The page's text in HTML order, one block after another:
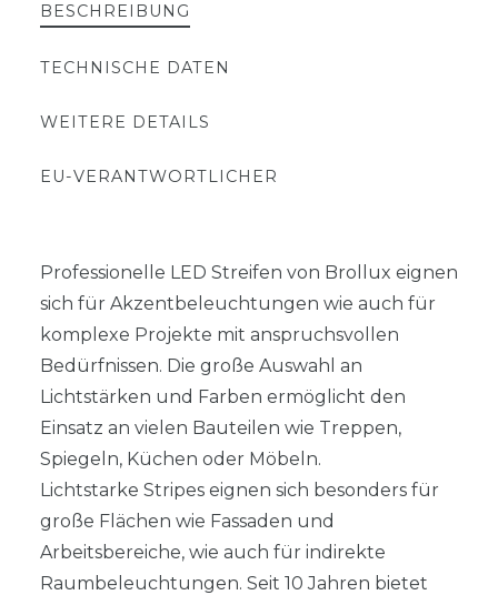
BESCHREIBUNG
TECHNISCHE DATEN
WEITERE DETAILS
EU-VERANTWORTLICHER
Professionelle LED Streifen von Brollux eignen
sich für Akzentbeleuchtungen wie auch für
komplexe Projekte mit anspruchsvollen
Bedürfnissen. Die große Auswahl an
Lichtstärken und Farben ermöglicht den
Einsatz an vielen Bauteilen wie Treppen,
Spiegeln, Küchen oder Möbeln.
Lichtstarke Stripes eignen sich besonders für
große Flächen wie Fassaden und
Arbeitsbereiche, wie auch für indirekte
Raumbeleuchtungen. Seit 10 Jahren bietet